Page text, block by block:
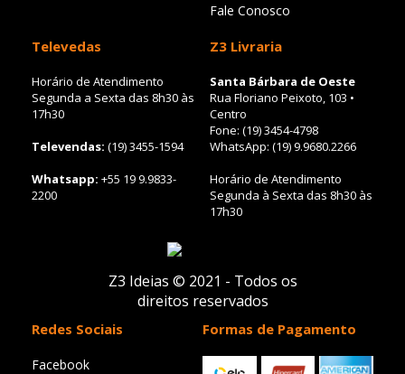
Fale Conosco
Televedas
Horário de Atendimento
Segunda a Sexta das 8h30 às
17h30
Televendas: (19) 3455-1594
Whatsapp: +55 19 9.9833-
2200
Z3 Livraria
Santa Bárbara de Oeste
Rua Floriano Peixoto, 103 •
Centro
Fone: (19) 3454-4798
WhatsApp: (19) 9.9680.2266
Horário de Atendimento
Segunda à Sexta das 8h30 às
17h30
Z3 Ideias © 2021 - Todos os
direitos reservados
Redes Sociais
Facebook
Formas de Pagamento